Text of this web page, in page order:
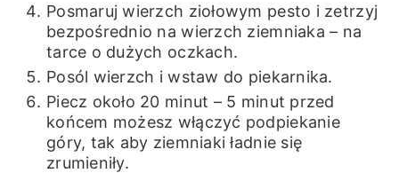
Posmaruj wierzch ziołowym pesto i zetrzyj
bezpośrednio na wierzch ziemniaka – na
tarce o dużych oczkach.
Posól wierzch i wstaw do piekarnika.
Piecz około 20 minut – 5 minut przed
końcem możesz włączyć podpiekanie
góry, tak aby ziemniaki ładnie się
zrumieniły.